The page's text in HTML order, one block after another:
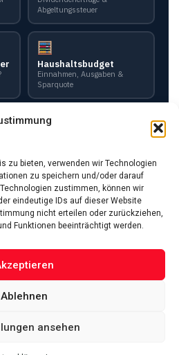
zu bieten, verwenden wir Technologien
zu speichern und/oder darauf
zustimmen, können wir
eindeutige IDs auf dieser Website
nicht erteilen oder zurückziehen,
Funktionen beeinträchtigt werden.
Ablehnen
ansehen
Abgeltungssteuer
Haushaltsbudget
Einnahmen, Ausgaben &
Sparquote
A bis Z
Twitter